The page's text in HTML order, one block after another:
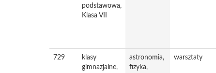
podstawowa,
Klasa VII
729
klasy
gimnazjalne,
astronomia,
fizyka,
warsztaty